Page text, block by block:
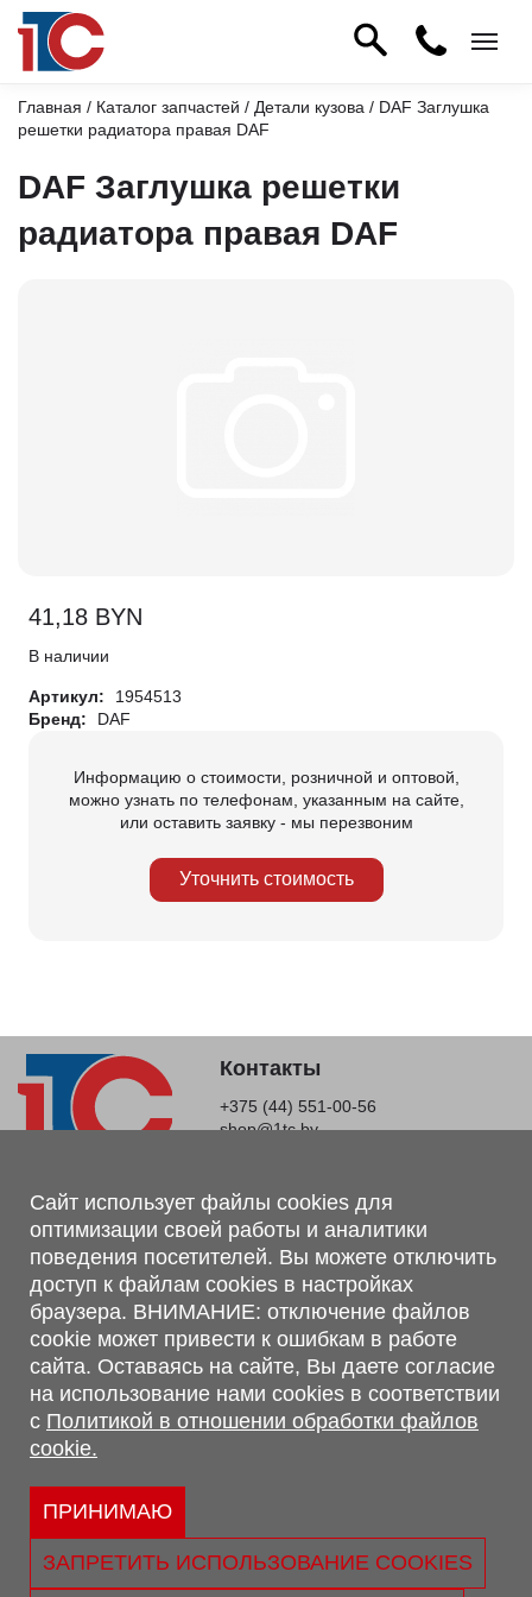
Главная / Каталог запчастей / Детали кузова / DAF Заглушка
решетки радиатора правая DAF
DAF Заглушка решетки
радиатора правая DAF
41,18 BYN
В наличии
Артикул:
1954513
Бренд:
DAF
Информацию о стоимости, розничной и оптовой,
можно узнать по телефонам, указанным на сайте,
или оставить заявку - мы перезвоним
Уточнить стоимость
Контакты
+375 (44) 551-00-56
shop@1tc.by
Магазин, склад
г. Минск, Минский р-н, п. Привольный, ул. Мира, 20А,
223062
г. Брест, ул. Лейтенанта Рябцева, 108 В, 224701
Обращаем Ваше внимание, что вся предоставленная на сайте
информация, касающаяся комплектаций, технических
характеристик, цветовых сочетаний, а также стоимости и
сервисного обслуживания носит информационный характер и
не является публичной офертой, определяемой п.2 ст.407
Гражданского кодекса Республики Беларусь.
Политика обработки персональных данных
Политикой в отношении обработки файлов cookie.
Сайт использует файлы cookies для
оптимизации своей работы и аналитики
поведения посетителей. Вы можете отключить
доступ к файлам cookies в настройках
браузера. ВНИМАНИЕ: отключение файлов
cookie может привести к ошибкам в работе
сайта. Оставаясь на сайте, Вы даете согласие
на использование нами cookies в соответствии
с Политикой в отношении обработки файлов
cookie.
ПРИНИМАЮ
ЗАПРЕТИТЬ ИСПОЛЬЗОВАНИЕ COOKIES